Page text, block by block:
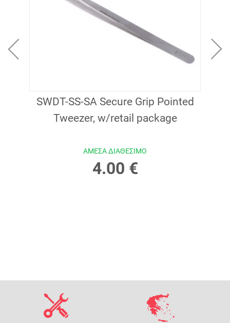
SWDT-SS-SA Secure Grip Pointed
Tweezer, w/retail package
ΑΜΕΣΑ ΔΙΑΘΕΣΙΜΟ
4.00 €